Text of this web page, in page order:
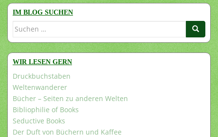
IM BLOG SUCHEN
Suchen
WIR LESEN GERN
Druckbuchstaben
Weltenwanderer
Bücher – Seiten zu anderen Welten
Bibliophilie of Books
Seductive Books
Der Duft von Büchern und Kaffee